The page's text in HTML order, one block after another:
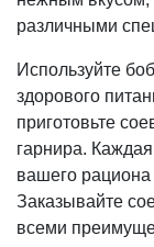
различными
Используйте
здорового
приготовьте
гарнира.
вашего
Заказывайте
всеми